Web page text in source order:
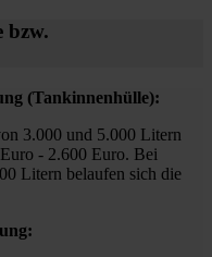
bzw.
(Tankinnenhülle):
3.000 und 5.000 Litern
- 2.600 Euro. Bei
Litern belaufen sich die